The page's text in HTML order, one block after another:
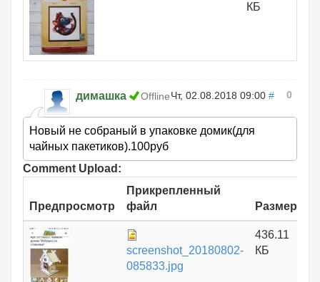
КБ
димашка Offline Чт, 02.08.2018 09:00 # 0
Новый не собраный в упаковке домик(для
чайных пакетиков).100руб
Comment Upload:
Предпросмотр
Прикрепленный
файл
Размер
screenshot_20180802-
085833.jpg
436.11
КБ